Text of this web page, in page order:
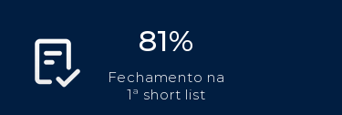
81%
Fechamento na
1ª short list